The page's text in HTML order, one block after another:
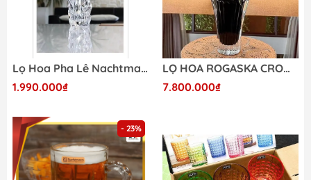
Lọ Hoa Pha Lê Nachtmann Sculpture 101982
1.990.000₫
LỌ HOA ROGASKA CROWN JEWEL 25,5CM (MÀU)
7.800.000₫
- 23%